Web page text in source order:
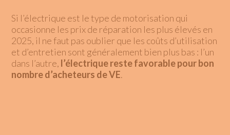
Si l’électrique est le type de motorisation qui
occasionne les prix de réparation les plus élevés en
2025, il ne faut pas oublier que les coûts d’utilisation
et d’entretien sont généralement bien plus bas : l’un
dans l’autre, l’électrique reste favorable pour bon
nombre d’acheteurs de VE.